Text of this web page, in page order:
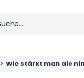
> Wie stärkt man die